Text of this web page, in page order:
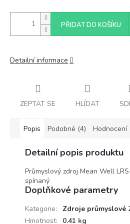
PŘIDAT DO KOŠÍKU
Detailní informace
ZEPTAT SE HLÍDAT
Popis Podobné (4) Hodnocení
Detailní popis produktu
Průmyslový zdroj Mean Well
spínaný
Doplňkové parametry
Kategorie:
Zdroje průmyslové
Hmotnost: 0.41 kg